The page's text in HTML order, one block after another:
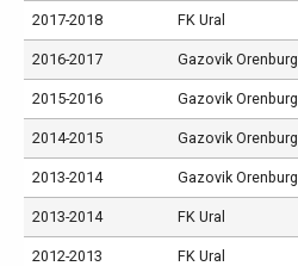
2017-2018 FK Ural
2016-2017 Gazovik Orenburg
2015-2016 Gazovik Orenburg
2014-2015 Gazovik Orenburg
2013-2014 Gazovik Orenburg
2013-2014 FK Ural
2012-2013 FK Ural